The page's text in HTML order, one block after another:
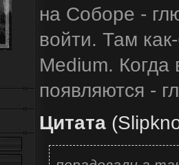
на Соборе -
войти. Там
Medium. Когда
появляются -
Цитата (